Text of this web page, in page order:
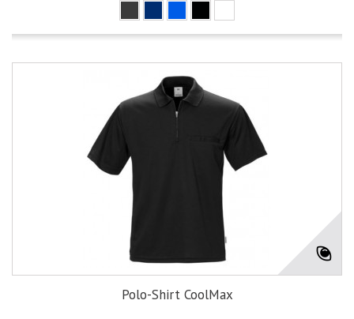
Polo-Shirt CoolMax